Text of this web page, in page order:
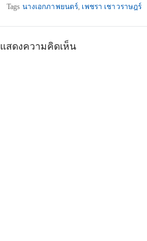
Tags นางเอกภาพยนตร์, เพชรา เชาวราษฎร์
แสดงความคิดเห็น